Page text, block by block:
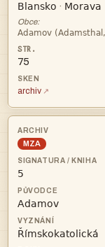
 · 
Obce:
75
archiv
MZA


